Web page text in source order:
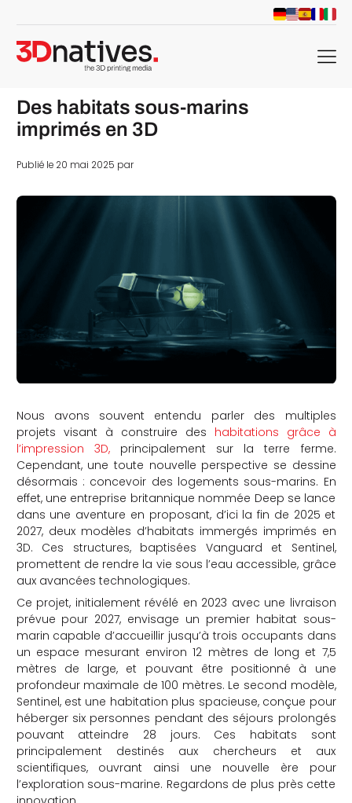
menu
Des habitats sous-marins
imprimés en 3D
Publié le 20 mai 2025 par
Nous avons souvent entendu parler des multiples
projets visant à construire des habitations grâce à
l’impression 3D,principalement sur la terre ferme.
Cependant, une toute nouvelle perspective se dessine
désormais : concevoir des logements sous-marins. En
effet, une entreprise britannique nommée Deep se lance
dans une aventure en proposant, d’ici la fin de 2025 et
2027, deux modèles d’habitats immergés imprimés en
3D. Ces structures, baptisées Vanguard et Sentinel,
promettent de rendre la vie sous l’eau accessible, grâce
aux avancées technologiques.
Ce projet, initialement révélé en 2023 avec une livraison
prévue pour 2027, envisage un premier habitat sous-
marin capable d’accueillir jusqu’à trois occupants dans
un espace mesurant environ 12 mètres de long et 7,5
mètres de large, et pouvant être positionné à une
profondeur maximale de 100 mètres. Le second modèle,
Sentinel, est une habitation plus spacieuse, conçue pour
héberger six personnes pendant des séjours prolongés
pouvant atteindre 28 jours. Ces habitats sont
principalement destinés aux chercheurs et aux
scientifiques, ouvrant ainsi une nouvelle ère pour
l’exploration sous-marine. Regardons de plus près cette